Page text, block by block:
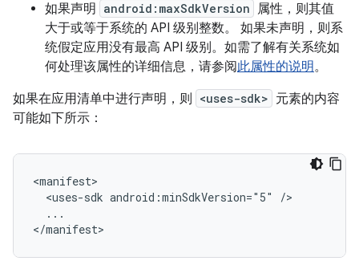
如果声明
android:maxSdkVersion 属性，则其值
大于或等于系统的 API 级别整数。 如果未声明，则系
统假定应用没有最高 API 级别。如需了解有关系统如
何处理该属性的详细信息，请参阅此属性的说明。
如果在应用清单中进行声明，则
<uses-sdk> 元素的内容
可能如下所示：
<uses-sdk android:minSdkVersion="5"
...
</manifest>